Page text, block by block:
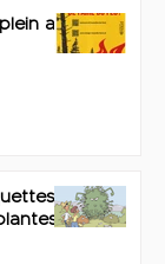
air